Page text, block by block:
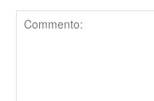
Comment